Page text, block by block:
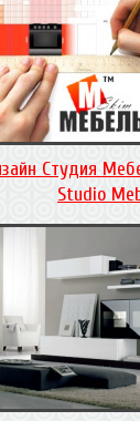
Студия
Studio